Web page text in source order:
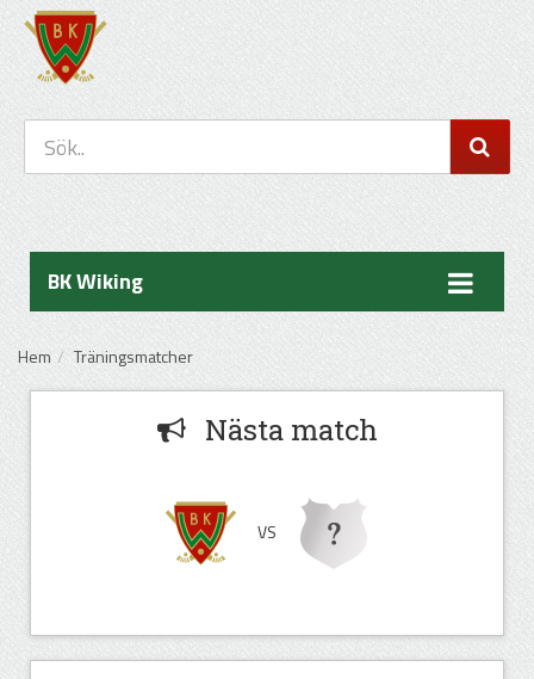
BK Wiking
Hem Träningsmatcher
Nästa match
VS